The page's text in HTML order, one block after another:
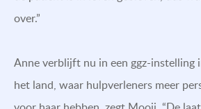
over.”
Anne verblijft nu in een ggz-instelling
het land, waar hulpverleners meer